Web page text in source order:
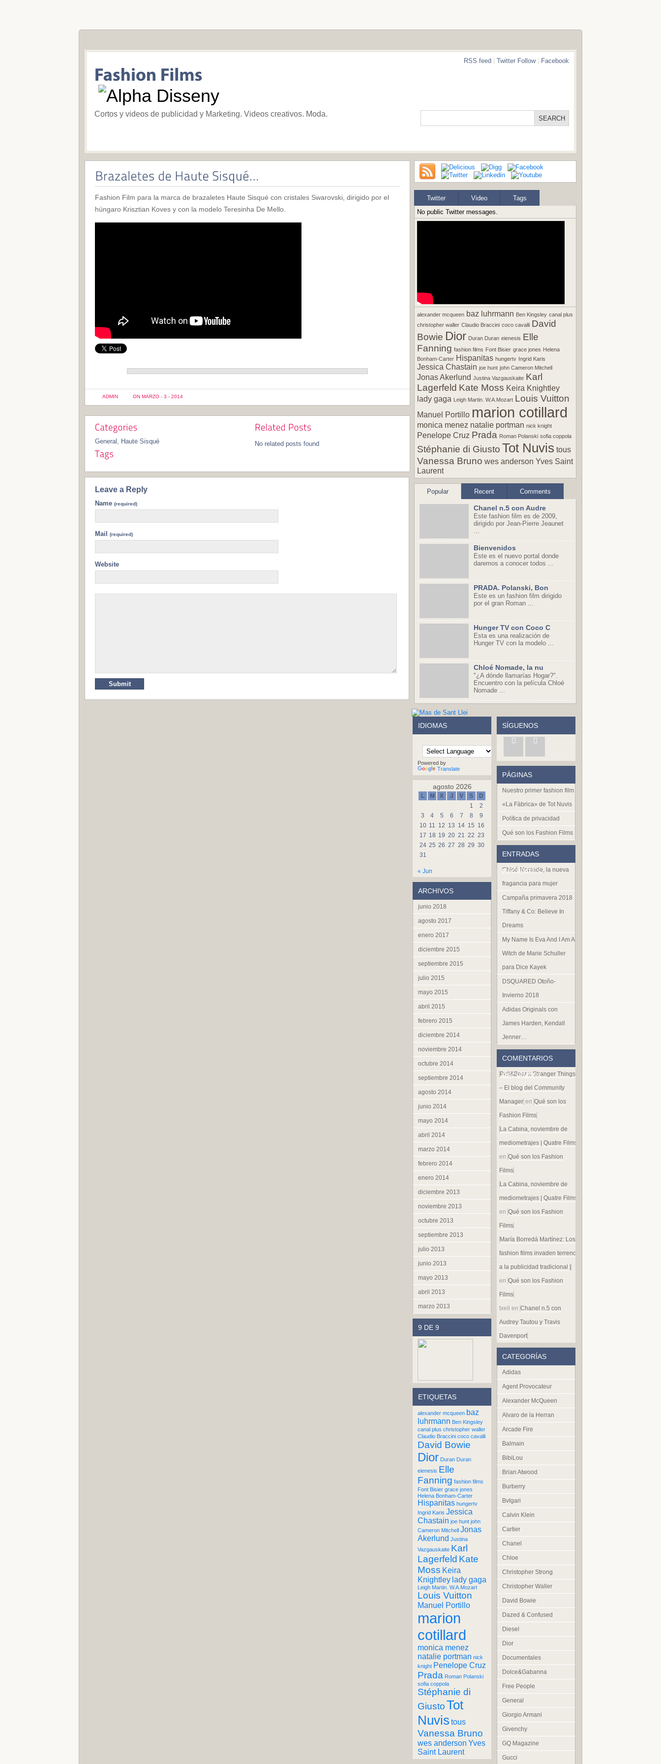
Cortos y videos de publicidad y Marketing. Videos creativos. Moda.
RSS feed Twitter Follow| Facebook
Fashion Film para la marca de brazaletes Haute Sisqué con cristales Swarovski, dirigido por el
húngaro Krisztian Koves y con la modelo Teresinha De Mello.
ADMIN ON MARZO - 3 - 2014
General , Haute Sisqué No related posts found
Leave a Reply
Name (required)
Mail (required)
Website
Twitter Video
Tags
No public Twitter messages.
alexander mcqueen baz luhrmann Ben Kingsley canal plus
christopher waller Claudio Braccini coco cavalli David
Bowie Dior Duran Duran eienesis Elle
Fanning fashion films Font Bisier grace jones Helena
Bonham-Carter Hispanitas hungertv Ingrid Karis
Jessica Chastain joe hunt john Cameron Mitchell
Jonas Akerlund Justina Vazgauskaite Karl
Lagerfeld Kate Moss Keira Knightley
lady gaga Leigh Martin. W.A.Mozart Louis Vuitton
Manuel Portillo marion cotillard
monica menez natalie portman nick knight
Penelope Cruz Prada Roman Polanski sofia coppola
Stéphanie di Giusto Tot Nuvis tous
Vanessa Bruno wes anderson Yves Saint
Laurent
Popular Recent Comments
Chanel n.5 con Audre
Este fashion film es de 2009,
dirigido por Jean-Pierre Jeaunet
...
Bienvenidos
Este es el nuevo portal donde
daremos a conocer todos ...
PRADA. Polanski, Bon
Este es un fashion film dirigido
por el gran Roman ...
Hunger TV con Coco C
Esta es una realización de
Hunger TV con la modelo ...
Chloé Nomade, la nu
"¿A dónde llamarías Hogar?".
Encuentro con la película Chloé
Nomade ...
IDIOMAS
Powered by
Translate
agosto 2026
L M X J V S
D
1
2
3
4 5 6 7 8
9
10 11 12 13 14 15 16
17 18 19 20 21 22 23
24 25 26 27 28 29 30
31
« Jun
ARCHIVOS
junio 2018
agosto 2017
enero 2017
diciembre 2015
septiembre 2015
julio 2015
mayo 2015
abril 2015
febrero 2015
diciembre 2014
noviembre 2014
octubre 2014
septiembre 2014
agosto 2014
junio 2014
mayo 2014
abril 2014
marzo 2014
febrero 2014
enero 2014
diciembre 2013
noviembre 2013
octubre 2013
septiembre 2013
julio 2013
junio 2013
mayo 2013
abril 2013
marzo 2013
9 DE 9
ETIQUETAS
alexander mcqueen baz
luhrmann Ben Kingsley
canal plus christopher waller
Claudio Braccini coco cavalli
David Bowie
Dior Duran Duran
eienesis Elle
Fanning fashion films
Font Bisier grace jones
Helena Bonham-Carter
Hispanitas hungertv
Ingrid Karis Jessica
Chastain joe hunt john
Cameron Mitchell Jonas
Akerlund Justina
Vazgauskaite Karl
Lagerfeld Kate
Moss Keira
Knightley lady gaga
Leigh Martin. W.A.Mozart
Louis Vuitton
Manuel Portillo
marion
cotillard
monica menez
natalie portman nick
knight Penelope Cruz
Prada Roman Polanski
sofia coppola
Stéphanie di
GiustoTot
Nuvis tous
Vanessa Bruno
wes anderson Yves
Saint Laurent
SÍGUENOS
PÁGINAS
Nuestro primer fashion film
«La Fàbrica» de Tot Nuvis
Política de privacidad
Qué son los Fashion Films
ENTRADAS
RECIENTES
Chloé Nomade, la nueva
fragancia para mujer
Campaña primavera 2018
Tiffany & Co: Believe In
Dreams
My Name Is Eva And I Am A
Witch de Marie Schuller
para Dice Kayek
DSQUARED Otoño-
Invierno 2018
Adidas Originals con
James Harden, Kendall
Jenner…
COMENTARIOS
RECIENTES
Pull&Bear x Stranger Things
– El blog del Community
Manager en Qué son los
Fashion Films
La Cabina, noviembre de
mediometrajes | Quatre Films
en Qué son los Fashion
Films
La Cabina, noviembre de
mediometrajes | Quatre Films
en Qué son los Fashion
Films
María Borredá Martínez: Los
fashion films invaden terreno
a la publicidad tradicional |
en Qué son los Fashion
Films
txell
en Chanel n.5 con
Audrey Tautou y Travis
Davenport
CATEGORÍAS
Adidas
Agent Provocateur
Alexander McQueen
Alvaro de la Herran
Arcade Fire
Balmain
BibiLou
Brian Atwood
Burberry
Bvlgari
Calvin Klein
Cartier
Chanel
Chloe
Christopher Strong
Christopher Waller
David Bowie
Dazed & Confused
Diesel
Dior
Documentales
Dolce&Gabanna
Free People
General
Giorgio Armani
Givenchy
GQ Magazine
Gucci